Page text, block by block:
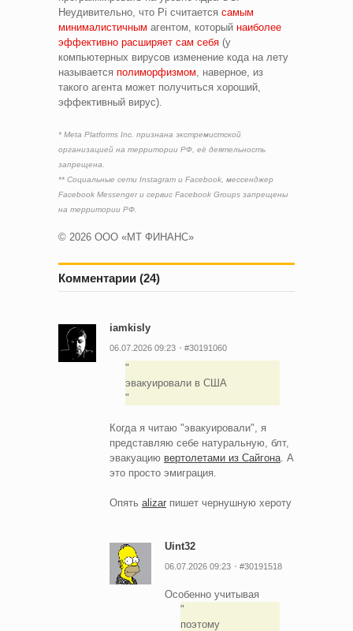
Неудивительно, что Pi считается самым
минималистичным агентом, который наиболее
эффективно расширяет сам себя (у
компьютерных вирусов изменение кода на лету
называется полиморфизмом , наверное, из
такого агента может получиться хороший,
эффективный вирус).
* Meta Platforms Inc. признана экстремистской
организацией на территории РФ, её деятельность
запрещена.
** Социальные сети Instagram и Facebook, мессенджер
Facebook Messenger и сервис Facebook Groups запрещены
на территории РФ.
© 2026 ООО «МТ ФИНАНС»
Комментарии (24)
iamkisly
06.07.2026 09:23 #30191060
эвакуировали в США
Когда я читаю "эвакуировали", я
представляю себе натуральную, блт,
эвакуацию вертолетами из Сайгона . А
это просто эмиграция.
Опять alizar пишет чернушную хероту
Uint32
06.07.2026 09:23 #30191518
Особенно учитывая
поэтому